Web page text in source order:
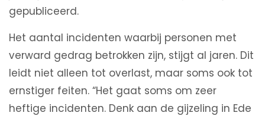
gepubliceerd.
Het aantal incidenten waarbij personen met
verward gedrag betrokken zijn, stijgt al jaren. Dit
leidt niet alleen tot overlast, maar soms ook tot
ernstiger feiten. “Het gaat soms om zeer
heftige incidenten. Denk aan de gijzeling in Ede